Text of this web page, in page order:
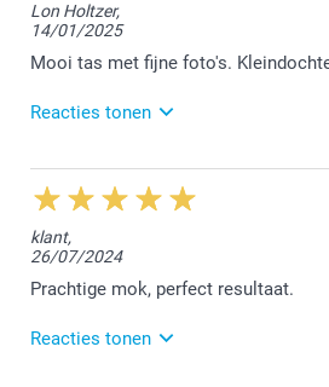
Lon Holtzer,
14/01/2025
Mooi tas met fijne foto's.
Reacties tonen
21/01/2025
12:14
Beste,
Wat leuk om te horen dat je
wolken is met jouw zelf
Geniet er van!
Vriendelijke groet!
klant,
26/07/2024
Prachtige mok, perfect resultaat.
Reacties tonen